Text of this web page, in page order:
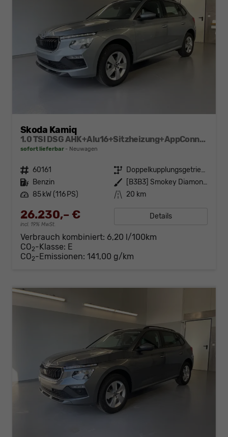
Skoda Kamiq
1.0 TSI DSG AHK+Alu16+Sitzheizung+AppConnect+GV5+LED+Nebel+Klima
sofort lieferbar Neuwagen
Fahrzeugnr. 60161 Getriebe
Doppelkupplungsgetriebe (DSG)
Kraftstoff Benzin Außenfarbe
[B3B3] Smokey Diamond-Silber Metallic
Leistung 85 kW (116 PS) Kilometerstand 20 km
26.230,– €
incl. 19% MwSt.
Details
Verbrauch kombiniert: 6,20 l/100km
CO2-Klasse: E
CO2-Emissionen: 141,00 g/km